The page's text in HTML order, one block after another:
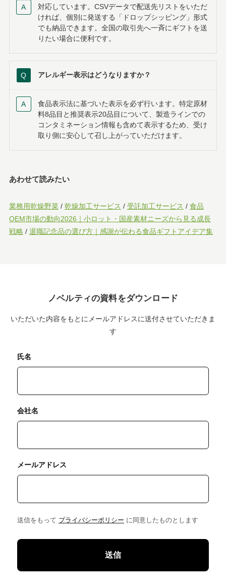
対応しています。CSVデータで配送先リストをいただ
ければ、個別に発送する「ドロップシッピング」形式
でも納品できます。全国の取引先へ一斉にギフトを送
りたい場合に便利です。
アレルギー表示はどうなりますか？
食品表示法に基づいた表示を必ず行います。特定原材
料8品目と推奨表示20品目について、製造ラインでの
コンタミネーション情報も含めて表示するため、受け
取り側に安心して召し上がっていただけます。
あわせて読みたい
業務用乾燥野菜/ 乾燥加工サービス / 受託加工サービス / 食品
OEM市場の動向2026｜小ロット・国産素材ニーズから見る成長
戦略/ 退職記念品の選び方｜感謝が伝わる食品ギフトアイデア集
ノベルティの資料をダウンロード
いただいた内容をもとにメールアドレスに送付させていただきま
す
氏名
会社名
メールアドレス
送信をもって プライバシーポリシー に同意したものとします